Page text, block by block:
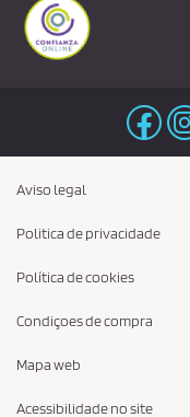
Aviso legal
Politica de privacidade
Política de cookies
Condiçoes de compra
Mapa web
Acessibilidade no site